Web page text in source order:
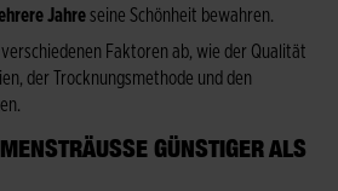
Jahreseine Schönheit bewahren.
Faktoren ab, wie der Qualität
der Trocknungsmethode und den
GÜNSTIGER ALS F